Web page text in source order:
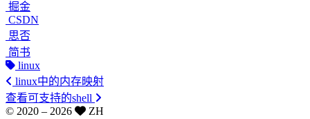
掘金
CSDN
思否
简书
linux
linux中的内存映射
查看可支持的shell
© 2020 – 2026
ZH